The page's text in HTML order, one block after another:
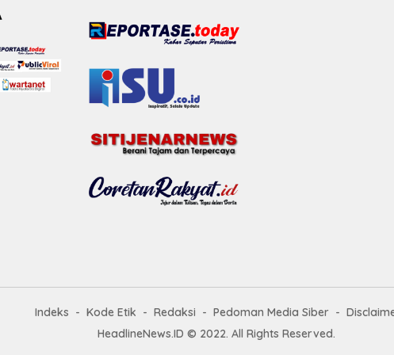
Indeks Kode Etik Redaksi Pedoman Media Siber
HeadlineNews.ID © 2022. All Rights Reserved.